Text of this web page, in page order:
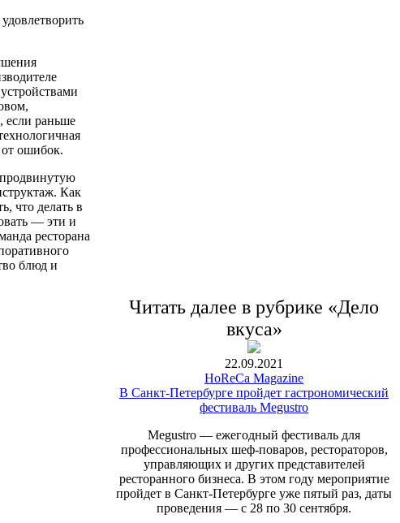
если раньше
от ошибок.
Как
что делать в
— эти и
ресторана
блюд и
Читать далее в рубрике «Дело
вкуса»
22.09.2021
HoReCa Magazine
В Санкт-Петербурге пройдет гастрономический
фестиваль Megustro
Megustro — ежегодный фестиваль для
профессиональных шеф-поваров, рестораторов,
управляющих и других представителей
ресторанного бизнеса. В этом году мероприятие
пройдет в Санкт-Петербурге уже пятый раз, даты
проведения — с 28 по 30 сентября.